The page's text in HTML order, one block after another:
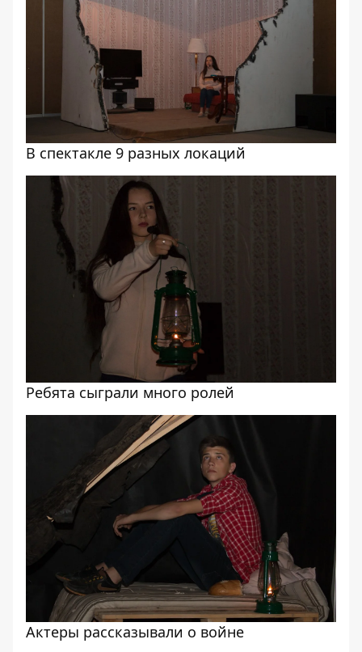
В спектакле 9 разных локаций
Ребята сыграли много ролей
Актеры рассказывали о войне